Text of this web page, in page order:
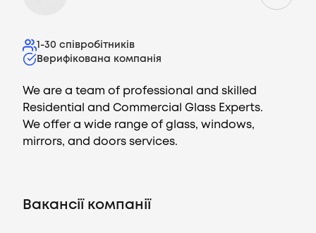
1-30 співробітників
Верифікована компанія
We are a team of professional and skilled
Residential and Commercial Glass Experts.
We offer a wide range of glass, windows,
mirrors, and doors services.
Вакансії компанії